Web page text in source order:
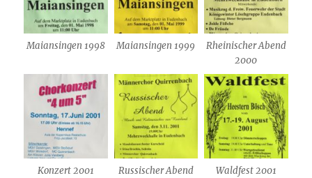
Maiansingen 1998 Maiansingen 1999
Rheinischer Abend
2000
Konzert 2001
Russischer Abend
Waldfest 2001